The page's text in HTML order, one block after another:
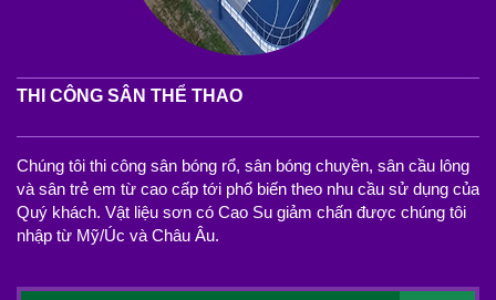
THI CÔNG SÂN THỂ THAO
Chúng tôi thi công sân bóng rổ, sân bóng chuyền, sân cầu lông
và sân trẻ em từ cao cấp tới phổ biến theo nhu cầu sử dụng của
Quý khách. Vật liệu sơn có Cao Su giảm chấn được chúng tôi
nhập từ Mỹ/Úc và Châu Âu.